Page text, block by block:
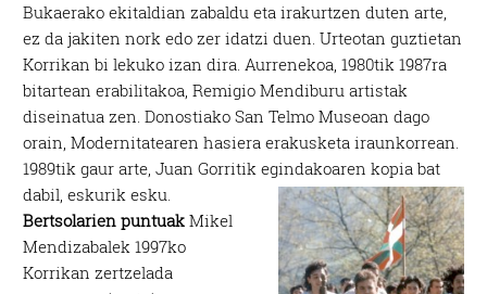
Bukaerako ekitaldian zabaldu eta irakurtzen duten arte,
ez da jakiten nork edo zer idatzi duen. Urteotan guztietan
Korrikan bi lekuko izan dira. Aurrenekoa, 1980tik 1987ra
bitartean erabilitakoa, Remigio Mendiburu artistak
diseinatua zen. Donostiako San Telmo Museoan dago
orain, Modernitatearen hasiera erakusketa iraunkorrean.
1989tik gaur arte, Juan Gorritik egindakoaren kopia bat
dabil, eskurik esku.
Bertsolarien puntuak Mikel
Mendizabalek 1997ko
Korrikan zertzelada